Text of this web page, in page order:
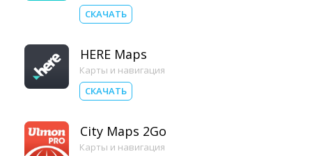
СКАЧАТЬ
HERE Maps
Карты и навигация
СКАЧАТЬ
City Maps 2Go
Карты и навигация